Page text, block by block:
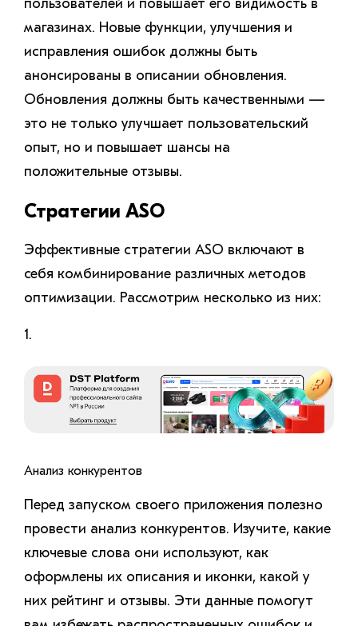
пользователей и повышает его видимость в
магазинах. Новые функции, улучшения и
исправления ошибок должны быть
анонсированы в описании обновления.
Обновления должны быть качественными —
это не только улучшает пользовательский
опыт, но и повышает шансы на
положительные отзывы.
Стратегии ASO
Эффективные стратегии ASO включают в
себя комбинирование различных методов
оптимизации. Рассмотрим несколько из них:
1.
Анализ конкурентов
Перед запуском своего приложения полезно
провести анализ конкурентов. Изучите, какие
ключевые слова они используют, как
оформлены их описания и иконки, какой у
них рейтинг и отзывы. Эти данные помогут